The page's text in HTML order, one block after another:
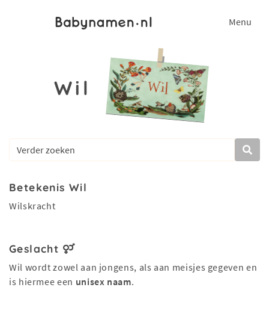
Menu
Wil
Betekenis Wil
Wilskracht
Geslacht
Wil wordt zowel aan jongens, als aan meisjes gegeven en
is hiermee een unisex naam.